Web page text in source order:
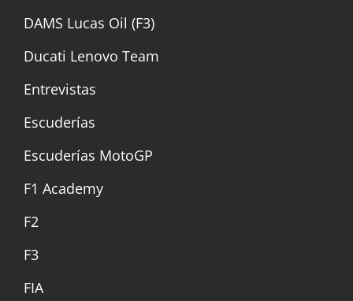
DAMS Lucas Oil (F3)
Ducati Lenovo Team
Entrevistas
Escuderías
Escuderías MotoGP
F1 Academy
F2
F3
FIA